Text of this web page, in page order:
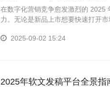
在数字化营销竞争愈发激烈的 2025
力。无论是新品上市想要快速打开
2025-09-02 15:24
2025年软文发稿平台全景